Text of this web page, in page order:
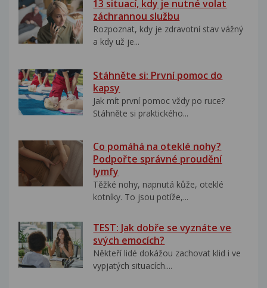
13 situací, kdy je nutné volat
záchrannou službu
Rozpoznat, kdy je zdravotní stav vážný
a kdy už je...
Stáhněte si: První pomoc do
kapsy
Jak mít první pomoc vždy po ruce?
Stáhněte si praktického...
Co pomáhá na oteklé nohy?
Podpořte správné proudění
lymfy
Těžké nohy, napnutá kůže, oteklé
kotníky. To jsou potíže,...
TEST: Jak dobře se vyznáte ve
svých emocích?
Někteří lidé dokážou zachovat klid i ve
vypjatých situacích....